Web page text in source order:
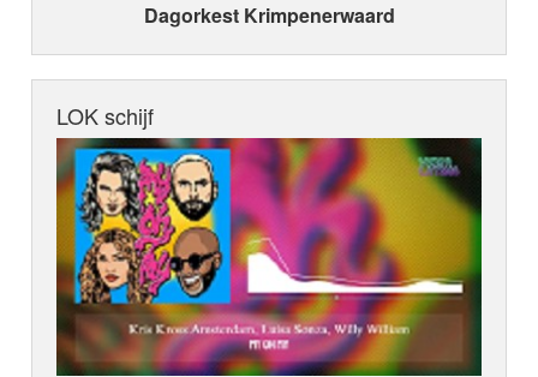
Dagorkest Krimpenerwaard
LOK schijf